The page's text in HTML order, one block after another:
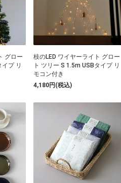
グロー
プ リ
枝のLED ワイヤーライト グロー
ト ツリー S 1.5m USBタイプ リ
モコン付き
4,180円(税込)